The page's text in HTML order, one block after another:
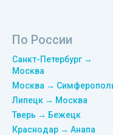
По России
Санкт-Петербург →
Москва
Москва →
Липецк → Москва
Тверь → Бежецк
Краснодар → Анапа